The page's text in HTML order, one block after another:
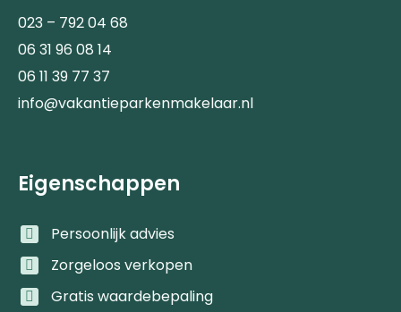
023 – 792 04 68
06 31 96 08 14
06 11 39 77 37
info@vakantieparkenmakelaar.nl
Eigenschappen
Persoonlijk advies
Zorgeloos verkopen
Gratis waardebepaling